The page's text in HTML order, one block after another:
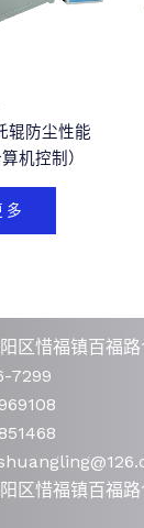
辊防尘性能
机控制）
多
区惜福镇百福路
7299
区惜福镇百福路